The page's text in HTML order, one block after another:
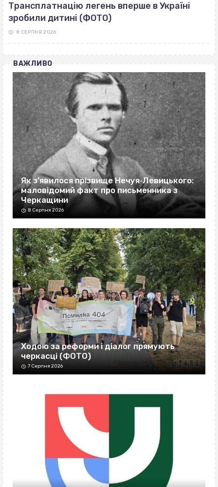
Трансплатнацію легень вперше в Україні
зробили дитині (ФОТО)
8 СЕРПНЯ 2026
ВАЖЛИВО
Як з’явилося прізвище Нечуя‐Левицького:
маловідомий факт про письменника з
Черкащини
8 Серпня 2026
Ходою за реформи і діалог прямують
черкасці (ФОТО)
7 Серпня 2026